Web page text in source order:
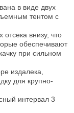
в виде двух
тентом с
внизу, что
обеспечивают
при сильном
издалека,
для крупно-
интервал 3